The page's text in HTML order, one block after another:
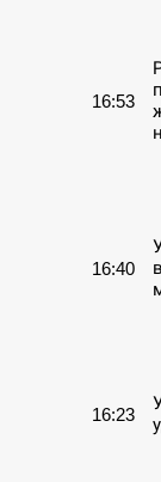
16:53
16:40
16:23